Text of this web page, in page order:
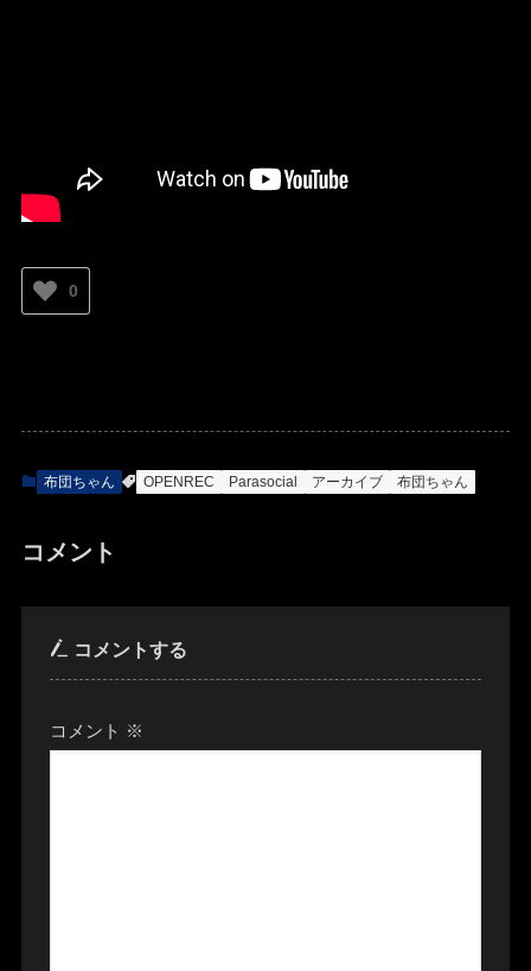
0
布団ちゃん OPENREC Parasocial アーカイブ 布団ちゃん
コメント
コメントする
コメント ※